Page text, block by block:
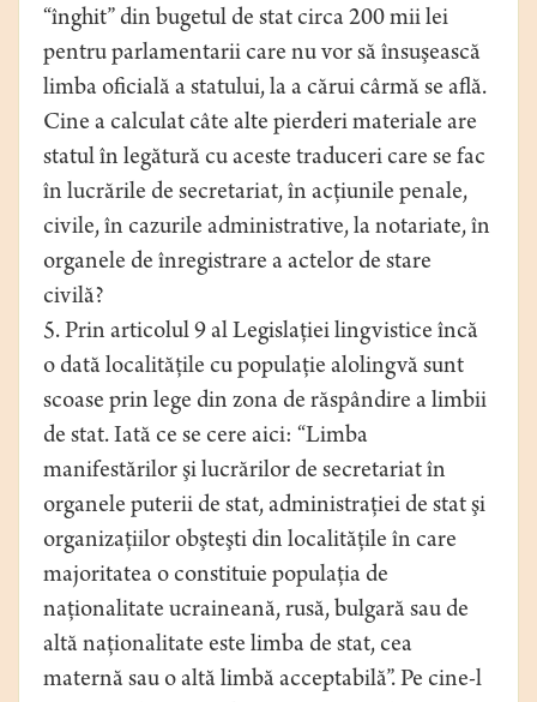
“înghit” din bugetul de stat circa 200 mii lei
pentru parlamentarii care nu vor să însuşească
limba oficială a statului, la a cărui cârmă se află.
Cine a calculat câte alte pierderi materiale are
statul în legătură cu aceste traduceri care se fac
în lucrările de secretariat, în acţiunile penale,
civile, în cazurile administrative, la notariate, în
organele de înregistrare a actelor de stare
civilă?
5. Prin articolul 9 al Legislaţiei lingvistice încă
o dată localităţile cu populaţie alolingvă sunt
scoase prin lege din zona de răspândire a limbii
de stat. Iată ce se cere aici: “Limba
manifestărilor şi lucrărilor de secretariat în
organele puterii de stat, administraţiei de stat şi
organizaţiilor obşteşti din localităţile în care
majoritatea o constituie populaţia de
naţionalitate ucraineană, rusă, bulgară sau de
altă naţionalitate este limba de stat, cea
maternă sau o altă limbă acceptabilă”. Pe cine-l